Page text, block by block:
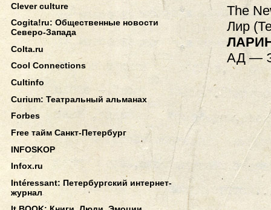
The
Лир
АД —
Clever culture
Cogita!ru: Общественные новости
Северо-Запада
Colta.ru
Cool Connections
Cultinfo
Curium: Театральный альманах
Forbes
Free тайм Санкт-Петербург
INFOSKOP
Infox.ru
Intéressant: Петербургский интернет-
журнал